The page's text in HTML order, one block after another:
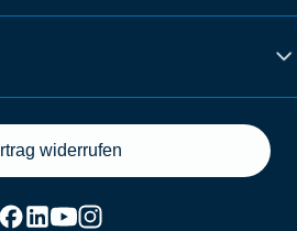
widerrufen